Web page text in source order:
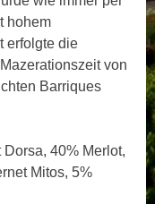
hohem
erfolgte die
von
Barriques
40% Merlot,
Mitos, 5%